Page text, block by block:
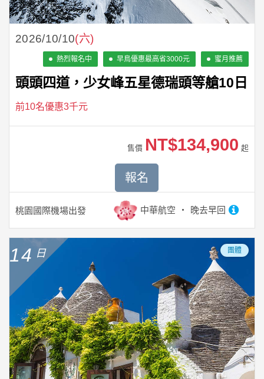
2026/10/10(六)
熱烈報名中 早鳥優惠最高省3000元 蜜月推薦
頭頭四道，少女峰五星德瑞頭等艙10日
前10名優惠3千元
桃園國際機場出發 中華航空 晚去早回
售價 NT$134,900 起
報名
14 團體